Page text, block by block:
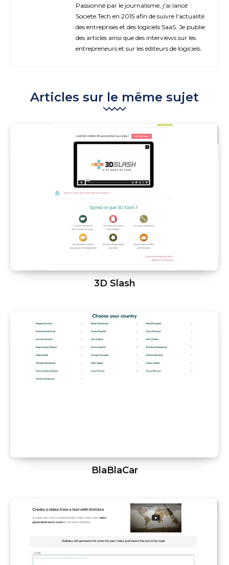
Passionné par le journalisme, j'ai lancé
Societe.Tech en 2015 afin de suivre l'actualité
des entreprises et des logiciels SaaS. Je publie
des articles ainsi que des interviews sur les
entrepreneurs et sur les éditeurs de logiciels.
Articles sur le même sujet
3D Slash
BlaBlaCar